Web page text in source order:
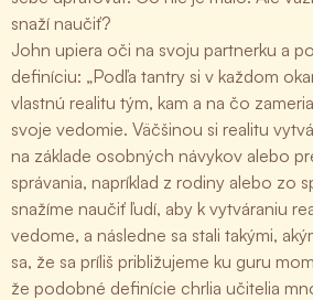
snaží naučiť?
John upiera oči na svoju partnerku a
definíciu: „Podľa tantry si v každom
vlastnú realitu tým, kam a na čo
svoje vedomie. Väčšinou si realitu
na základe osobných návykov alebo
správania, napríklad z rodiny alebo zo
snažíme naučiť ľudí, aby k vytváraniu
vedome, a následne sa stali takými,
sa, že sa príliš približujeme ku guru
že podobné definície chrlia učitelia